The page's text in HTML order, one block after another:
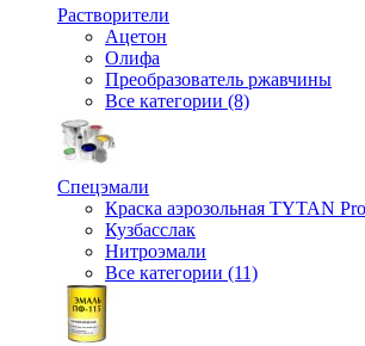
Растворители
Ацетон
Олифа
Преобразователь ржавчины
Все категории (8)
Спецэмали
Краска аэрозольная TYTAN
Кузбасслак
Нитроэмали
Все категории (11)